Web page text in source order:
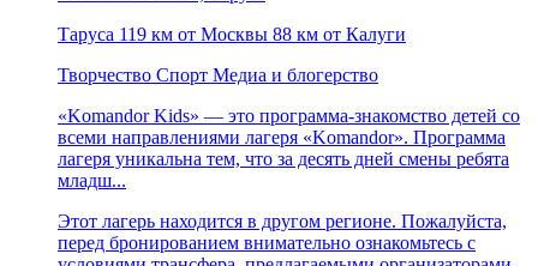
Таруса 119 км от Москвы 88 км от Калуги
Творчество Спорт Медиа и блогерство
«Komandor Kids» — это программа-знакомство детей со
всеми направлениями лагеря «Komandor». Программа
лагеря уникальна тем, что за десять дней смены ребята
младш...
Этот лагерь находится в другом регионе. Пожалуйста,
перед бронированием внимательно ознакомьтесь с